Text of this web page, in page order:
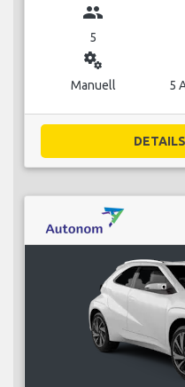
group
5
miscellaneous_services
Manuell 5